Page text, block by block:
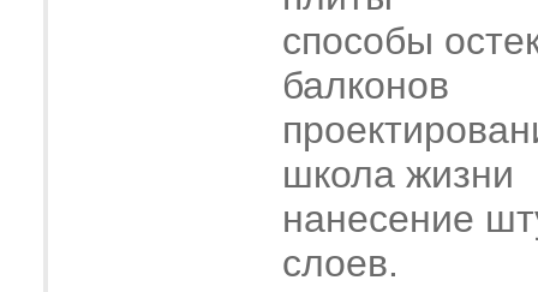
способы
балконов
школа жизни
нанесение
слоев.